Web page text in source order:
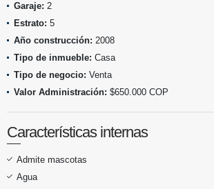
Garaje: 2
Estrato: 5
Año construcción: 2008
Tipo de inmueble: Casa
Tipo de negocio: Venta
Valor Administración: $650.000 COP
Características internas
Admite mascotas
Agua